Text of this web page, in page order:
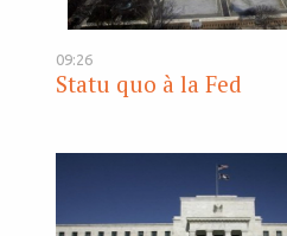
09:26
Statu quo à la Fed